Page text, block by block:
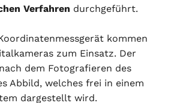
Verfahren durchgeführt.
kommen
zum Einsatz. Der
dem Fotografieren des
Abbild, welches frei in einem
dargestellt wird.